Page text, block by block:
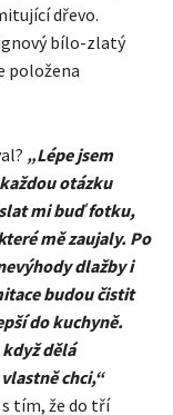
dřevo.
bílo-zlatý
položena
„Lépe jsem
otázku
mi buď fotku,
mě zaujaly. Po
dlažby i
budou čistit
do kuchyně.
dělá
chci,“
tím, že do tří